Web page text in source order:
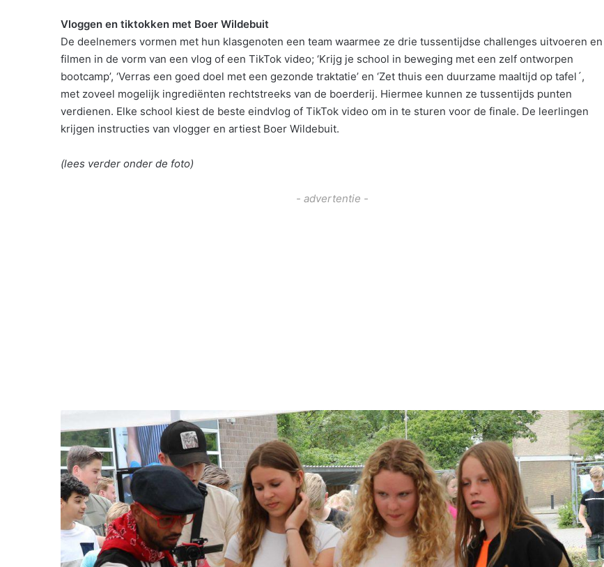
Vloggen en tiktokken met Boer Wildebuit
De deelnemers vormen met hun klasgenoten een team waarmee ze drie tussentijdse challenges uitvoeren en
filmen in de vorm van een vlog of een TikTok video; ‘Krijg je school in beweging met een zelf ontworpen
bootcamp’, ‘Verras een goed doel met een gezonde traktatie’ en ‘Zet thuis een duurzame maaltijd op tafel´,
met zoveel mogelijk ingrediënten rechtstreeks van de boerderij. Hiermee kunnen ze tussentijds punten
verdienen. Elke school kiest de beste eindvlog of TikTok video om in te sturen voor de finale. De leerlingen
krijgen instructies van vlogger en artiest Boer Wildebuit.
(lees verder onder de foto)
- advertentie -